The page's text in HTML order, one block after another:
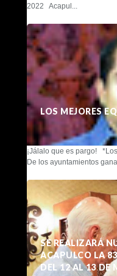
2022 Acapul...
LOS MEJORES
¡Jálalo que es pargo!
De los ayuntamientos
SE REALIZARÁ
ACAPULCO LA
DEL 12 AL 13 DE